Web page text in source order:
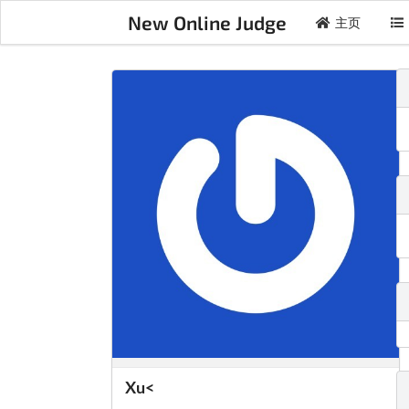
New Online Judge 主页
Xu<